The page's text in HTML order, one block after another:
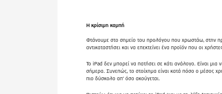
Η κρίσιμη καμπή
Φτάνουμε στο σημείο του προλόγου που χρωστάω, στην
αντικαταστήσει και να επεκτείνει ένα προϊόν που οι
Το iPad δεν μπορεί να πατήσει σε κάτι ανάλογο. Είναι
σήμερα. Συνεπώς, το στοίχημα είναι κατά πόσο ο μέσος
πιο δύσκολο απ' όσο ακούγεται.